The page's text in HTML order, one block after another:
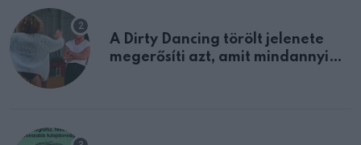
A Dirty Dancing törölt jelenete
megerősíti azt, amit mindannyian